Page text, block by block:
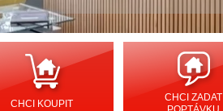
CHCI KOUPIT
CHCI ZADAT